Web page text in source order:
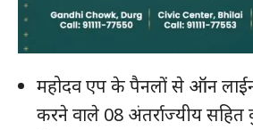
महोदव एप के पैनलों से ऑन लाईन
करने वाले 08 अंतर्राज्यीय